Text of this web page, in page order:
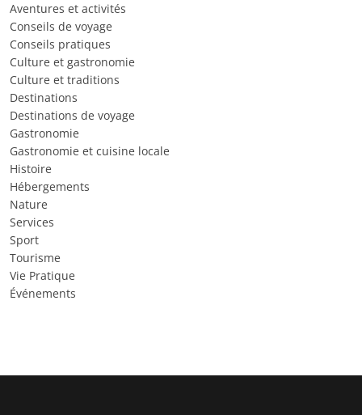
Aventures et activités
Conseils de voyage
Conseils pratiques
Culture et gastronomie
Culture et traditions
Destinations
Destinations de voyage
Gastronomie
Gastronomie et cuisine locale
Histoire
Hébergements
Nature
Services
Sport
Tourisme
Vie Pratique
Événements